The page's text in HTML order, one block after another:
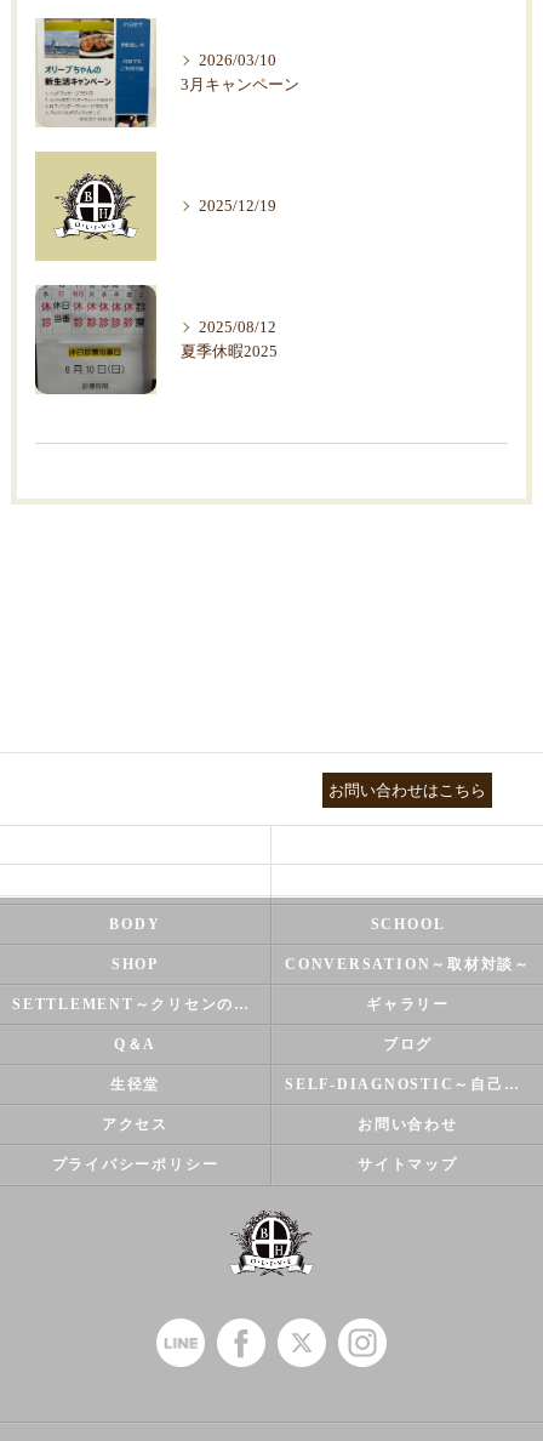
2026/03/10
3月キャンペーン
2025/12/19
2025/08/12
夏季休暇2025
お問い合わせはこちら
BODY SCHOOL
SHOP CONVERSATION～取材対談～
SETTLEMENT～クリセンのズバリ解決シリーズ～ ギャラリー
Q＆A ブログ
生径堂 SELF-DIAGNOSTIC～自己診断～
アクセス お問い合わせ
プライバシーポリシー サイトマップ